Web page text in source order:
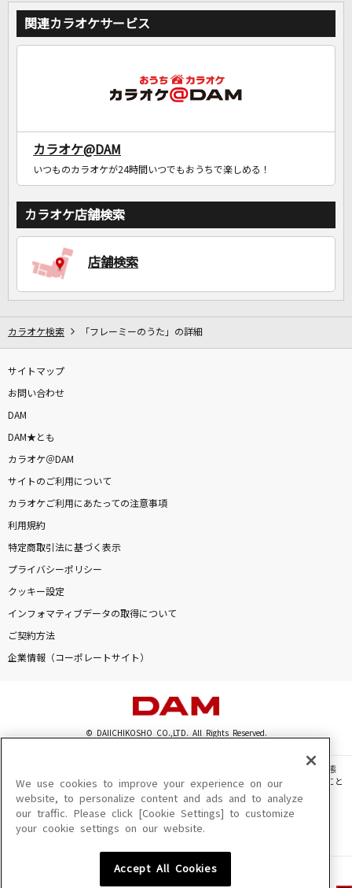
関連カラオケサービス
カラオケ@DAM
いつものカラオケが24時間いつでもおうちで楽しめる！
カラオケ店舗検索
店舗検索
カラオケ検索 「フレーミーのうた」の詳細
サイトマップ
お問い合わせ
DAM
DAM★とも
カラオケ＠DAM
サイトのご利用について
カラオケご利用にあたっての注意事項
利用規約
特定商取引法に基づく表示
プライバシーポリシー
クッキー設定
インフォマティブデータの取得について
ご契約方法
企業情報（コーポレートサイト）
© DAIICHIKOSHO CO.,LTD. All Rights Reserved.
このサイトに掲載されている一切の文章・画像・写真・動画・音声等を、手段や形態
を問わず、著作権法の定める範囲を超えて無断で複製、転載、ファイル化などすること
を禁じます。
楽曲及びコンテンツは、機種によりご利用いただけない場合があります。
楽曲及びコンテンツの配信日、配信内容が変更になる場合があります。
We use cookies to improve your experience on our
website, to personalize content and ads and to analyze
our traffic. Please click [Cookie Settings] to customize
your cookie settings on our website.
Accept All Cookies